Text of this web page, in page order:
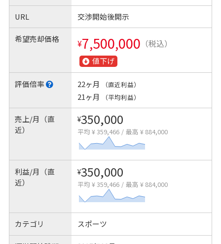
URL 交渉開始後開示
希望売却価格 ¥7,500,000 （税込）
値下げ
評価倍率 22ヶ月 （直近利益）
21ヶ月 （平均利益）
売上/月（直
近）
¥350,000
平均 ¥ 359,466 / 最高 ¥ 884,000
利益/月（直
近）
¥350,000
平均 ¥ 359,466 / 最高 ¥ 884,000
カテゴリ スポーツ